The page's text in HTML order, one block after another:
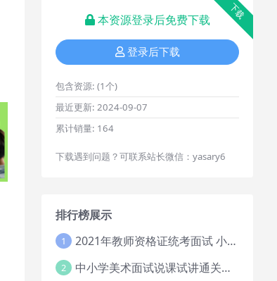
下载
本资源登录后免费下载
登录后下载
包含资源: (1个)
最近更新: 2024-09-07
累计销量: 164
下载遇到问题？可联系站长微信：yasary6
排行榜展示
1 2021年教师资格证统考面试 小学教资资料试讲+答辩
2 中小学美术面试说课试讲通关班14讲（辅助资料第一套）